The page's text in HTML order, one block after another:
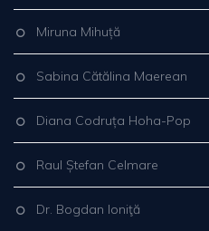
Miruna Mihuță
Sabina Cătălina Maerean
Diana Codruța Hoha-Pop
Raul Ștefan Celmare
Dr. Bogdan Ioniţă